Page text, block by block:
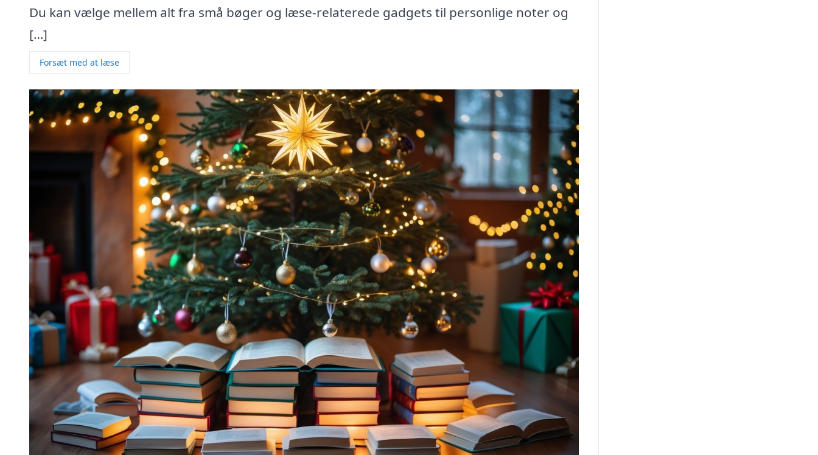
Du kan vælge mellem alt fra små bøger og læse-relaterede gadgets til personlige noter og
[…]
Forsæt med at læse